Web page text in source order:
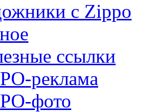
с Zippo
ссылки
реклама
фото